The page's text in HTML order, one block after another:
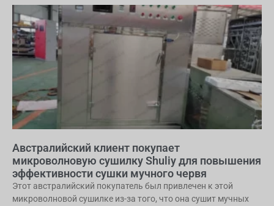
Австралийский клиент покупает
микроволновую сушилку Shuliy для повышения
эффективности сушки мучного червя
Этот австралийский покупатель был привлечен к этой
микроволновой сушилке из-за того, что она сушит мучных